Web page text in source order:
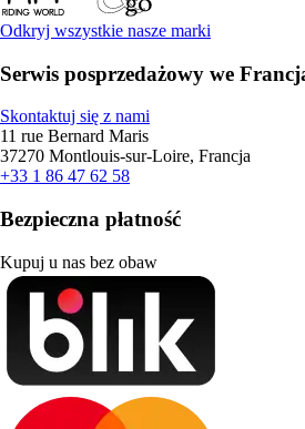
Odkryj wszystkie nasze marki
Serwis posprzedażowy we
Skontaktuj się z nami
11 rue Bernard Maris
37270 Montlouis-sur-Loire, Francja
+33 1 86 47 62 58
Bezpieczna płatność
Kupuj u nas bez obaw